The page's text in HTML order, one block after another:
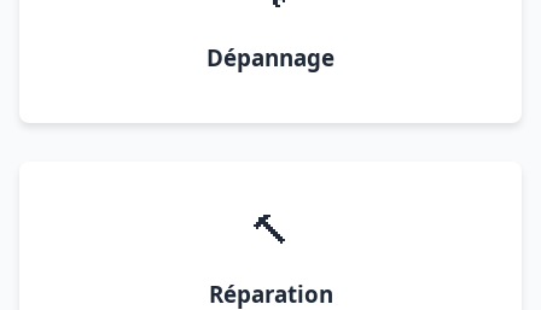
Dépannage
🔨
Réparation